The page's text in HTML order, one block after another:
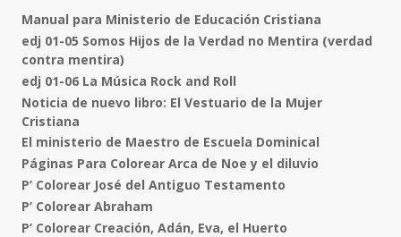
Manual para Ministerio de Educación Cristiana
edj 01-05 Somos Hijos de la Verdad no Mentira (verdad
contra mentira)
edj 01-06 La Música Rock and Roll
Noticia de nuevo libro: El Vestuario de la Mujer
Cristiana
El ministerio de Maestro de Escuela Dominical
Páginas Para Colorear Arca de Noe y el diluvio
P’ Colorear José del Antiguo Testamento
P’ Colorear Abraham
P’ Colorear Creación, Adán, Eva, el Huerto